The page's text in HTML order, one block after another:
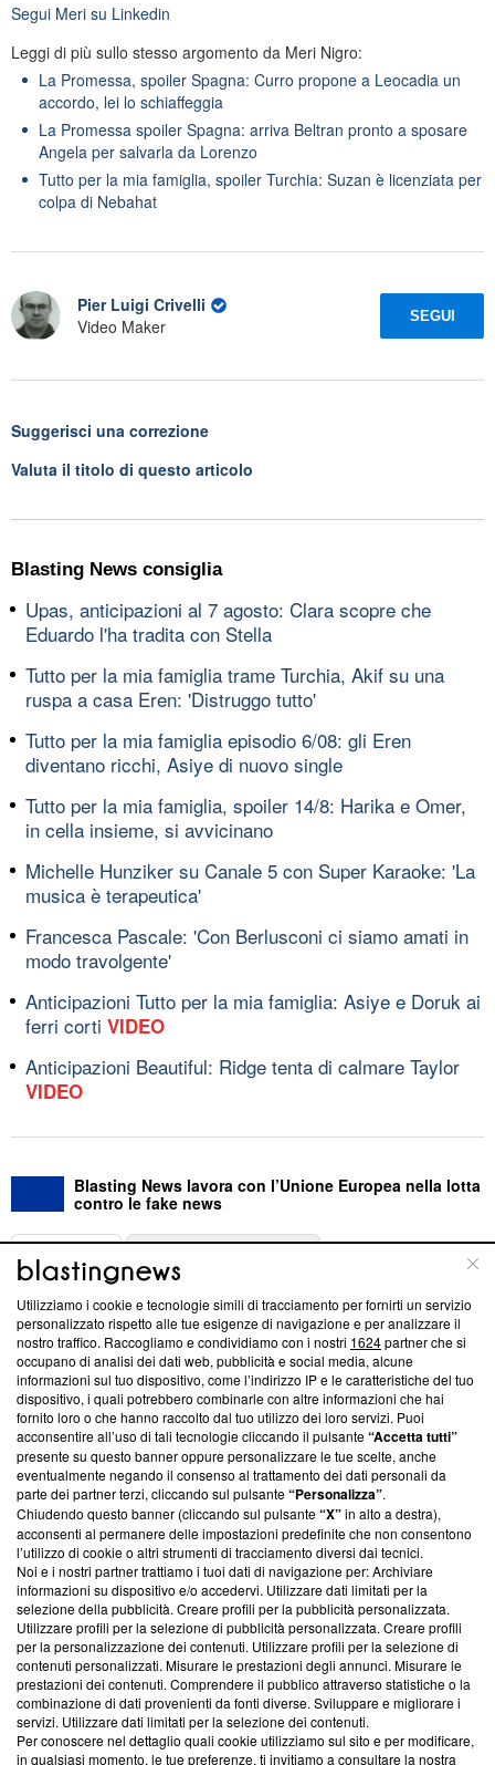
Segui Meri su Linkedin
Leggi di più sullo stesso argomento da Meri Nigro:
La Promessa, spoiler Spagna: Curro propone a Leocadia un
accordo, lei lo schiaffeggia
La Promessa spoiler Spagna: arriva Beltran pronto a sposare
Angela per salvarla da Lorenzo
Tutto per la mia famiglia, spoiler Turchia: Suzan è licenziata per
colpa di Nebahat
Pier Luigi Crivelli
Video Maker
SEGUI
Suggerisci una correzione
Valuta il titolo di questo articolo
Blasting News consiglia
Upas, anticipazioni al 7 agosto: Clara scopre che
Eduardo l'ha tradita con Stella
Tutto per la mia famiglia trame Turchia, Akif su una
ruspa a casa Eren: 'Distruggo tutto'
Tutto per la mia famiglia episodio 6/08: gli Eren
diventano ricchi, Asiye di nuovo single
Tutto per la mia famiglia, spoiler 14/8: Harika e Omer,
in cella insieme, si avvicinano
Michelle Hunziker su Canale 5 con Super Karaoke: 'La
musica è terapeutica'
Francesca Pascale: 'Con Berlusconi ci siamo amati in
modo travolgente'
Anticipazioni Tutto per la mia famiglia: Asiye e Doruk ai
ferri corti VIDEO
Anticipazioni Beautiful: Ridge tenta di calmare Taylor
VIDEO
Blasting News lavora con l’Unione Europea nella lotta
contro le fake news
ABOUT
Questa sezione offre informazioni trasparenti su Blasting
News, sui nostri processi editoriali e su come ci impegniamo a
creare news di qualità. Inoltre, afferma la nostra aderenza a
‘Trust Project - News with Integrity’Blasting News non è
ancora membro del programma, ma ha richiesto di farne
parte; Trust Project non ha ancora effettuato una verifica di
conformità agli standard.
Su di noi
Team editoriale
Corporate
Redazione
Informativa Privacy
Cookie Policy
Blasting SA, IDI CHE-247.845.224, Via Carlo Frasca, 3 - 6900
Lugano (Svizzera) Tel:+39 0690258937
Utilizziamo i cookie e tecnologie simili di tracciamento per fornirti un servizio
personalizzato rispetto alle tue esigenze di navigazione e per analizzare il
nostro traffico. Raccogliamo e condividiamo con i nostri 1624partner che si
occupano di analisi dei dati web, pubblicità e social media, alcune
informazioni sul tuo dispositivo, come l’indirizzo IP e le caratteristiche del tuo
dispositivo, i quali potrebbero combinarle con altre informazioni che hai
fornito loro o che hanno raccolto dal tuo utilizzo dei loro servizi. Puoi
acconsentire all’uso di tali tecnologie cliccando il pulsante“Accetta tutti”
presente su questo banner oppure personalizzare le tue scelte, anche
eventualmente negando il consenso al trattamento dei dati personali da
parte dei partner terzi, cliccando sul pulsante“Personalizza”.
Chiudendo questo banner (cliccando sul pulsante“X”in alto a destra),
acconsenti al permanere delle impostazioni predefinite che non consentono
l’utilizzo di cookie o altri strumenti di tracciamento diversi dai tecnici.
Noi e i nostri partner trattiamo i tuoi dati di navigazione per: Archiviare
informazioni su dispositivo e/o accedervi. Utilizzare dati limitati per la
selezione della pubblicità. Creare profili per la pubblicità personalizzata.
Utilizzare profili per la selezione di pubblicità personalizzata. Creare profili
per la personalizzazione dei contenuti. Utilizzare profili per la selezione di
contenuti personalizzati. Misurare le prestazioni degli annunci. Misurare le
prestazioni dei contenuti. Comprendere il pubblico attraverso statistiche o la
combinazione di dati provenienti da fonti diverse. Sviluppare e migliorare i
servizi. Utilizzare dati limitati per la selezione dei contenuti.
Per conoscere nel dettaglio quali cookie utilizziamo sul sito e per modificare,
in qualsiasi momento, le tue preferenze, ti invitiamo a consultare la nostra